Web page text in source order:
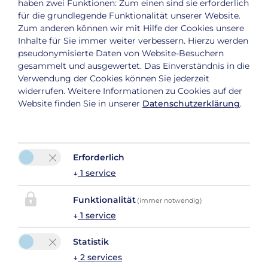
Tel. :
+43 (0) 664 5345692
E-Mail:info@grundwert-apartment.at
Bitte aktivieren Sie in den Cookie Einstellungen die
haben zwei Funktionen: Zum einen sind sie erforderlich
für die grundlegende Funktionalität unserer Website.
Zum anderen können wir mit Hilfe der Cookies unsere
Inhalte für Sie immer weiter verbessern. Hierzu werden
pseudonymisierte Daten von Website-Besuchern
gesammelt und ausgewertet. Das Einverständnis in die
Verwendung der Cookies können Sie jederzeit
widerrufen. Weitere Informationen zu Cookies auf der
Website finden Sie in unserer Datenschutzerklärung.
Erforderlich
↓ 1 service
Funktionalität (immer notwendig)
↓ 1 service
Statistik
↓ 2 services